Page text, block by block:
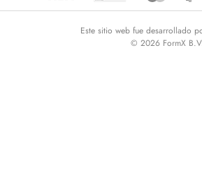
Este sitio web fue desarrollado
© 2026 FormX